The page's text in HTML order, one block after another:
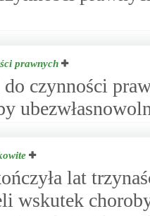
prawnych
czynności
lat
wskutek